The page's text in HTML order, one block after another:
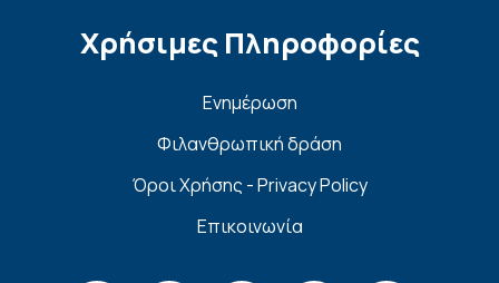
Χρήσιμες Πληροφορίες
Ενημέρωση
Φιλανθρωπική δράση
Όροι Χρήσης - Privacy Policy
Επικοινωνία